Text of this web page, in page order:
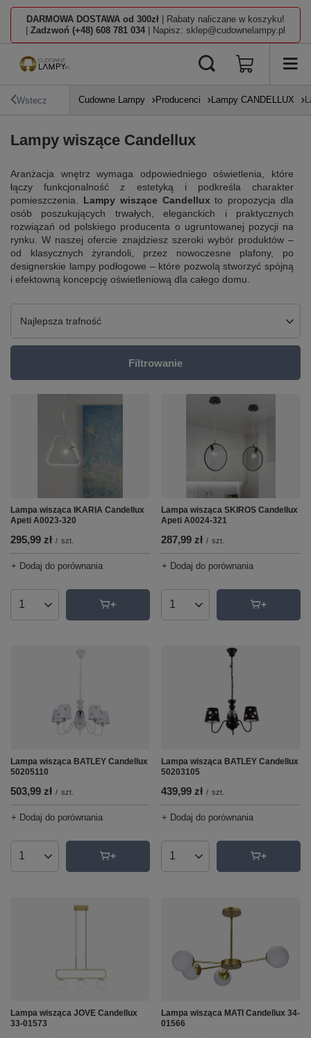
DARMOWA DOSTAWA od 300zł | Rabaty naliczane w koszyku!
Zadzwoń (+48) 608 781 034 | Napisz: sklep@cudownelampy.pl
Wstecz Cudowne Lampy Producenci Lampy CANDELLUX
Lampy wiszące Candellux
Aranżacja wnętrz wymaga odpowiedniego oświetlenia, które
łączy funkcjonalność z estetyką i podkreśla charakter
pomieszczenia. Lampy wiszące Candellux to propozycja dla
osób poszukujących trwałych, eleganckich i praktycznych
rozwiązań od polskiego producenta o ugruntowanej pozycji na
rynku. W naszej ofercie znajdziesz szeroki wybór produktów –
od klasycznych żyrandoli, przez nowoczesne plafony, po
designerskie lampy podłogowe – które pozwolą stworzyć spójną
i efektowną koncepcję oświetleniową dla całego domu.
Zmień sortowanie
Najlepsza trafność
Filtrowanie
Lampa wisząca IKARIA Candellux
Apeti A0023-320
295,99 zł / szt.
+ Dodaj do porównania
Ilość produktów
Lampa wisząca SKIROS Candellux
Apeti A0024-321
287,99 zł / szt.
+ Dodaj do porównania
Ilość produktów
Lampa wisząca BATLEY Candellux
50205110
503,99 zł / szt.
+ Dodaj do porównania
Ilość produktów
Lampa wisząca BATLEY Candellux
50203105
439,99 zł / szt.
+ Dodaj do porównania
Ilość produktów
Lampa wisząca JOVE Candellux
33-01573
Lampa wisząca MATI Candellux 34-
01566